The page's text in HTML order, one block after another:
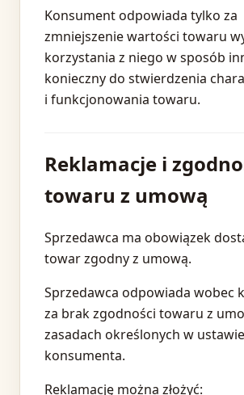
Konsument odpowiada tylko za
zmniejszenie wartości towaru
korzystania z niego w sposób
konieczny do stwierdzenia
i funkcjonowania towaru.
Reklamacje i
towaru z umową
Sprzedawca ma obowiązek
towar zgodny z umową.
Sprzedawca odpowiada wobec
za brak zgodności towaru z
zasadach określonych w
konsumenta.
Reklamację można złożyć: